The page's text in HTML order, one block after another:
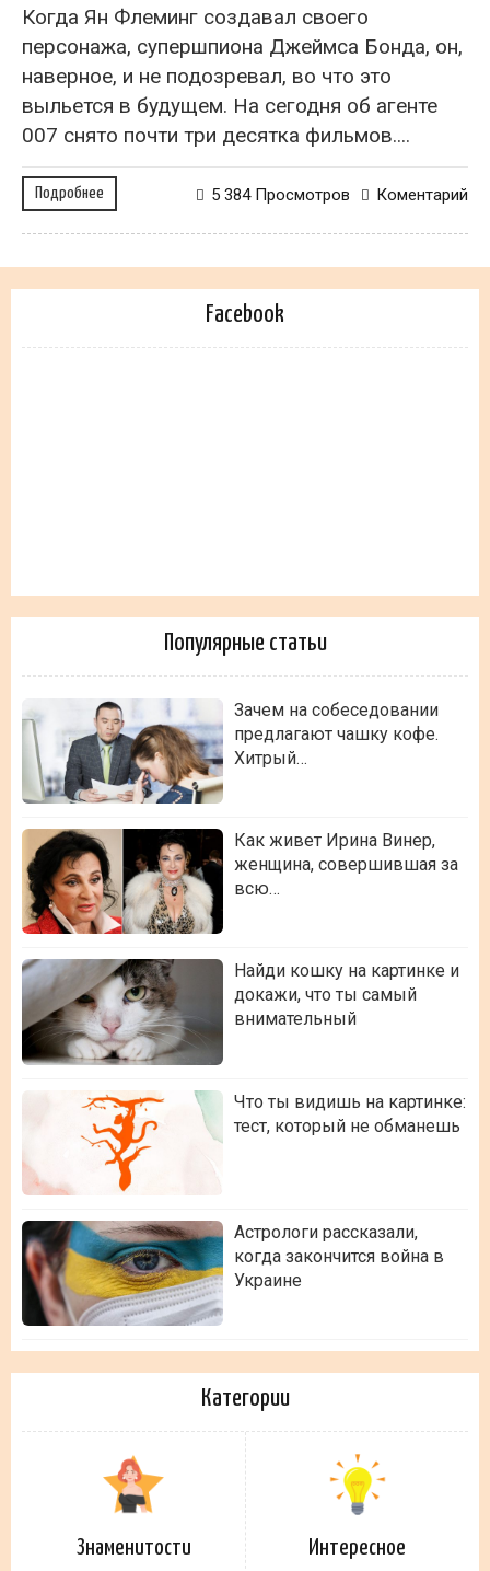
Когда Ян Флеминг создавал своего
персонажа, супершпиона Джеймса Бонда, он,
наверное, и не подозревал, во что это
выльется в будущем. На сегодня об агенте
007 снято почти три десятка фильмов....
Подробнее Коментарий
5 384 Просмотров
Facebook
Популярные статьи
Зачем на собеседовании
предлагают чашку кофе.
Хитрый…
Как живет Ирина Винер,
женщина, совершившая за
всю…
Найди кошку на картинке и
докажи, что ты самый
внимательный
Что ты видишь на картинке:
тест, который не обманешь
Астрологи рассказали,
когда закончится война в
Украине
Категории
Знаменитости Интересное